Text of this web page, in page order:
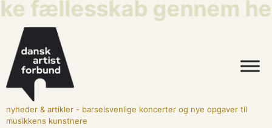
fællesskab gennem
nyheder & artikler- barselsvenlige koncerter og nye opgaver til
musikkens kunstnere